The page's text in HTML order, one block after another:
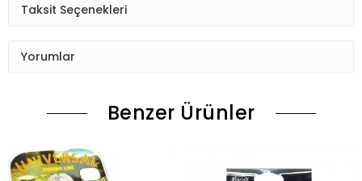
Taksit Seçenekleri
Yorumlar
Benzer Ürünler